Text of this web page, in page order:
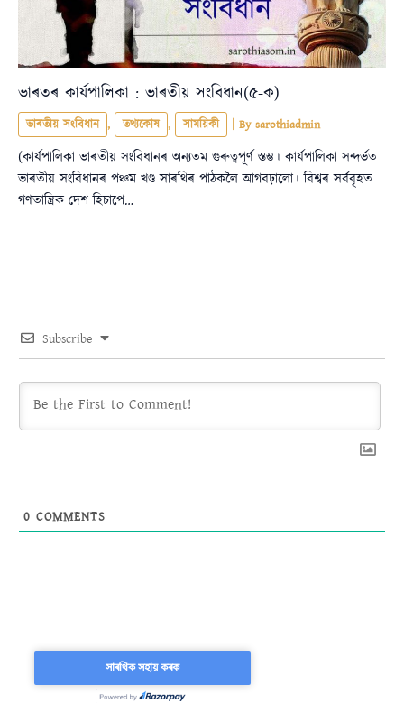
ভাৰতৰ কাৰ্যপালিকা : ভাৰতীয় সংবিধান(৫-ক)
ভাৰতীয় সংবিধান , তথ্যকোষ , সাময়িকী | By sarothiadmin
(কাৰ্যপালিকা ভাৰতীয় সংবিধানৰ অন্যতম গুৰুত্বপূৰ্ণ স্তম্ভ। কাৰ্যপালিকা সন্দৰ্ভত
ভাৰতীয় সংবিধানৰ পঞ্চম খণ্ড সাৰথিৰ পাঠকলৈ আগবঢ়ালো। বিশ্বৰ সৰ্ববৃহত
গণতান্ত্ৰিক দেশ হিচাপে…
Subscribe
0 COMMENTS